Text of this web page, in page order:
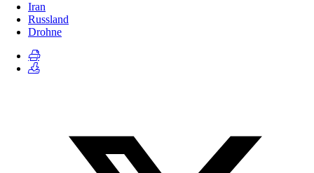
Iran
Russland
Drohne